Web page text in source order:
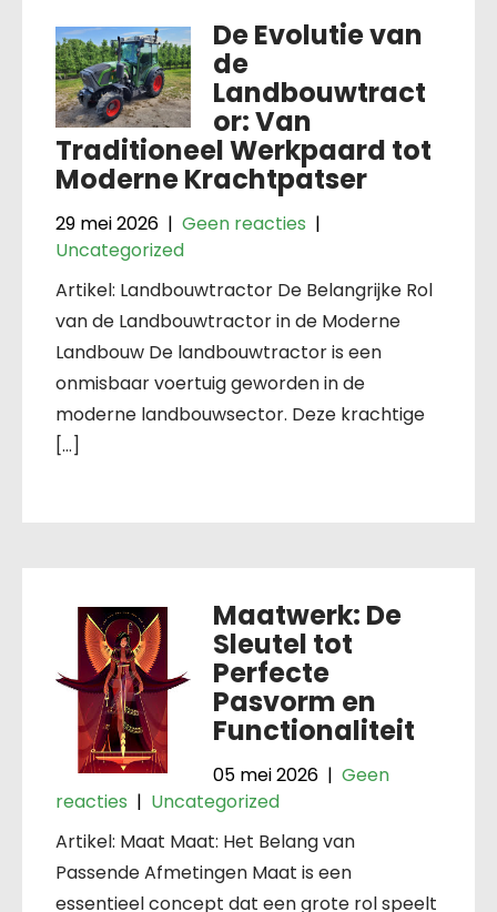
De Evolutie van
de
Landbouwtract
or: Van
Traditioneel Werkpaard tot
Moderne Krachtpatser
29 mei 2026 | Geen reacties |
Uncategorized
Artikel: Landbouwtractor De Belangrijke Rol
van de Landbouwtractor in de Moderne
Landbouw De landbouwtractor is een
onmisbaar voertuig geworden in de
moderne landbouwsector. Deze krachtige
[…]
Maatwerk: De
Sleutel tot
Perfecte
Pasvorm en
Functionaliteit
05 mei 2026 | Geen
reacties | Uncategorized
Artikel: Maat Maat: Het Belang van
Passende Afmetingen Maat is een
essentieel concept dat een grote rol speelt